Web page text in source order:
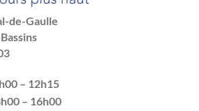
de-Gaulle
– 12h15
– 16h00